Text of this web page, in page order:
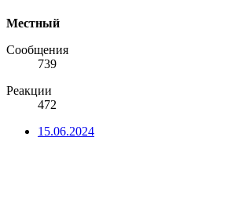
Местный
Сообщения
739
Реакции
472
15.06.2024